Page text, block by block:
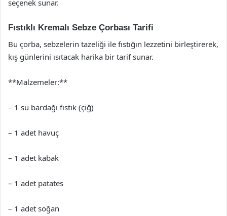
seçenek sunar.
Fıstıklı Kremalı Sebze Çorbası Tarifi
Bu çorba, sebzelerin tazeliği ile fıstığın lezzetini birleştirerek,
kış günlerini ısıtacak harika bir tarif sunar.
**Malzemeler:**
– 1 su bardağı fıstık (çiğ)
– 1 adet havuç
– 1 adet kabak
– 1 adet patates
– 1 adet soğan